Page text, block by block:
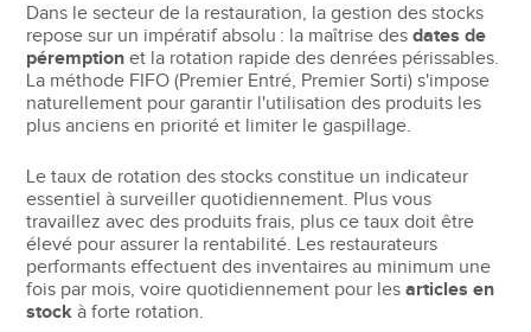
Dans le secteur de la restauration, la gestion des stocks
repose sur un impératif absolu : la maîtrise desdates de
péremption et la rotation rapide des denrées périssables.
La méthode FIFO (Premier Entré, Premier Sorti) s'impose
naturellement pour garantir l'utilisation des produits les
plus anciens en priorité et limiter le gaspillage.
Le taux de rotation des stocks constitue un indicateur
essentiel à surveiller quotidiennement. Plus vous
travaillez avec des produits frais, plus ce taux doit être
élevé pour assurer la rentabilité. Les restaurateurs
performants effectuent des inventaires au minimum une
fois par mois, voire quotidiennement pour lesarticles en
stock à forte rotation.